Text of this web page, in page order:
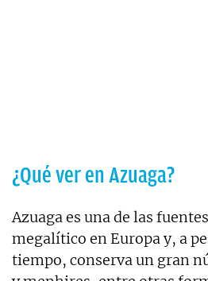
¿Qué ver en Azuaga?
Azuaga es una de las
megalítico en Europa y, a
tiempo, conserva un gran